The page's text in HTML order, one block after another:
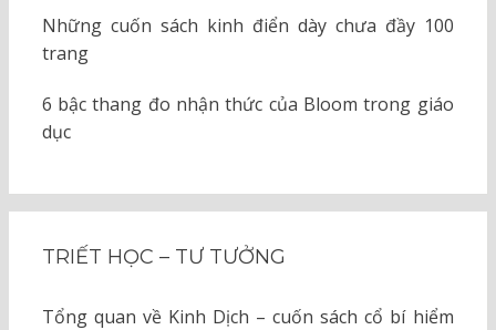
Những cuốn sách kinh điển dày chưa đầy 100
trang
6 bậc thang đo nhận thức của Bloom trong giáo
dục
TRIẾT HỌC – TƯ TƯỞNG
Tổng quan về Kinh Dịch – cuốn sách cổ bí hiểm